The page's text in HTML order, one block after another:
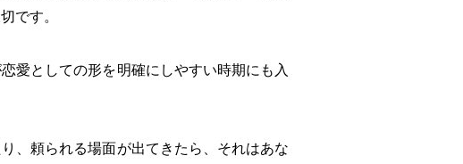
です。
愛としての形を明確にしやすい時期にも入
、頼られる場面が出てきたら、それはあな